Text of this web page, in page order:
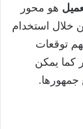
هو محور
استخدام
توقعات
كما يمكن
جمهورها.